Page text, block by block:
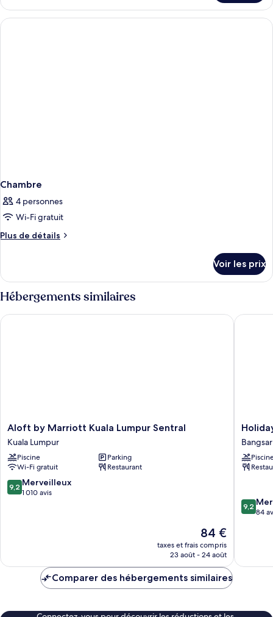
le
type
de
Chambre
4 personnes
Wi-Fi gratuit
Plus de détails
Plus
le
type
de
Chambre
Voir les prix
Hébergements similaires
Aloft
by
Marriott
Kuala
Lumpur
Sentral
Kuala
Aloft by Marriott Kuala Lumpur Sentral
Kuala Lumpur
Piscine
Parking
Wi-Fi gratuit
Restaurant
9.2
sur
9,2 Merveilleux
1 010 avis
Le
nouveau
prix
de
84 €
taxes et frais compris
23 août - 24 août
Aloft by Marriott Kuala Lumpur Sentral
Holiday
Inn
Kuala
Lumpur
Bangsar
Bangsar
Bangsar
9.2
sur
9,2
84
Holiday
Comparer des hébergements similaires